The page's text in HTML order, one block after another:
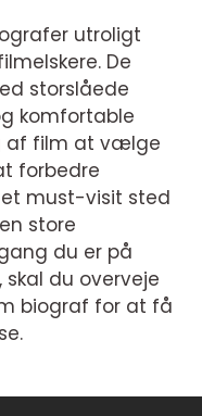
utroligt
De
storslåede
komfortable
af film at vælge
forbedre
must-visit sted
store
du er på
du overveje
biograf for at få